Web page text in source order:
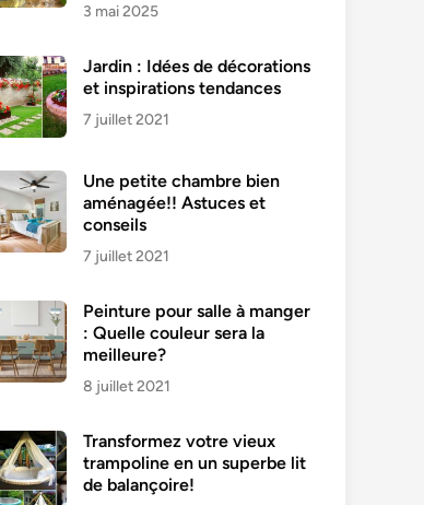
3 mai 2025
Jardin : Idées de décorations
et inspirations tendances
7 juillet 2021
Une petite chambre bien
aménagée!! Astuces et
conseils
7 juillet 2021
Peinture pour salle à manger
: Quelle couleur sera la
meilleure?
8 juillet 2021
Transformez votre vieux
trampoline en un superbe lit
de balançoire!